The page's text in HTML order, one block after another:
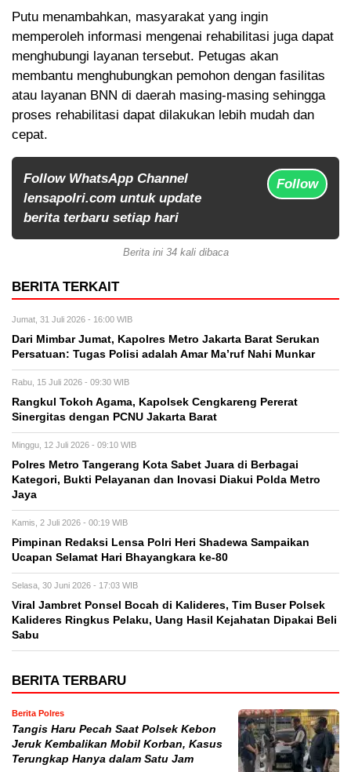
Putu menambahkan, masyarakat yang ingin
memperoleh informasi mengenai rehabilitasi juga dapat
menghubungi layanan tersebut. Petugas akan
membantu menghubungkan pemohon dengan fasilitas
atau layanan BNN di daerah masing-masing sehingga
proses rehabilitasi dapat dilakukan lebih mudah dan
cepat.
Follow WhatsApp Channel
lensapolri.com untuk update
berita terbaru setiap hari
Follow
Berita ini 34 kali dibaca
BERITA TERKAIT
Jumat, 31 Juli 2026 - 16:00 WIB
Dari Mimbar Jumat, Kapolres Metro Jakarta Barat Serukan
Persatuan: Tugas Polisi adalah Amar Ma’ruf Nahi Munkar
Rabu, 15 Juli 2026 - 09:30 WIB
Rangkul Tokoh Agama, Kapolsek Cengkareng Pererat
Sinergitas dengan PCNU Jakarta Barat
Minggu, 12 Juli 2026 - 09:10 WIB
Polres Metro Tangerang Kota Sabet Juara di Berbagai
Kategori, Bukti Pelayanan dan Inovasi Diakui Polda Metro
Jaya
Kamis, 2 Juli 2026 - 00:19 WIB
Pimpinan Redaksi Lensa Polri Heri Shadewa Sampaikan
Ucapan Selamat Hari Bhayangkara ke-80
Selasa, 30 Juni 2026 - 17:03 WIB
Viral Jambret Ponsel Bocah di Kalideres, Tim Buser Polsek
Kalideres Ringkus Pelaku, Uang Hasil Kejahatan Dipakai Beli
Sabu
BERITA TERBARU
Berita Polres
Tangis Haru Pecah Saat Polsek Kebon
Jeruk Kembalikan Mobil Korban, Kasus
Terungkap Hanya dalam Satu Jam